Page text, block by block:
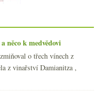
něco k medvědovi
o třech vínech z
z vinařství Damianitza ,